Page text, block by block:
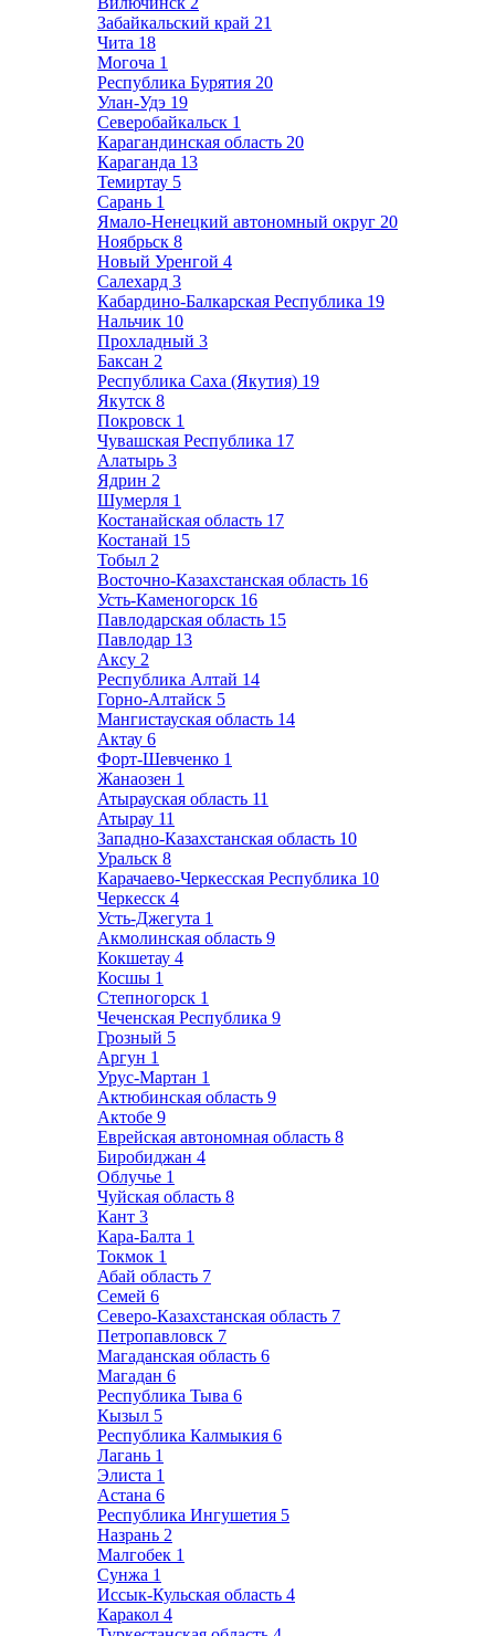
Забайкальский край 21
Чита 18
Могоча 1
Республика Бурятия 20
Улан-Удэ 19
Северобайкальск 1
Карагандинская область 20
Караганда 13
Темиртау 5
Сарань 1
Ямало-Ненецкий автономный округ 20
Ноябрьск 8
Новый Уренгой 4
Салехард 3
Кабардино-Балкарская Республика 19
Нальчик 10
Прохладный 3
Баксан 2
Республика Саха (Якутия) 19
Якутск 8
Покровск 1
Чувашская Республика 17
Алатырь 3
Ядрин 2
Шумерля 1
Костанайская область 17
Костанай 15
Тобыл 2
Восточно-Казахстанская область 16
Усть-Каменогорск 16
Павлодарская область 15
Павлодар 13
Аксу 2
Республика Алтай 14
Горно-Алтайск 5
Мангистауская область 14
Актау 6
Форт-Шевченко 1
Жанаозен 1
Атырауская область 11
Атырау 11
Западно-Казахстанская область 10
Уральск 8
Карачаево-Черкесская Республика 10
Черкесск 4
Усть-Джегута 1
Акмолинская область 9
Кокшетау 4
Косшы 1
Степногорск 1
Чеченская Республика 9
Грозный 5
Аргун 1
Урус-Мартан 1
Актюбинская область 9
Актобе 9
Еврейская автономная область 8
Биробиджан 4
Облучье 1
Чуйская область 8
Кант 3
Кара-Балта 1
Токмок 1
Абай область 7
Семей 6
Северо-Казахстанская область 7
Петропавловск 7
Магаданская область 6
Магадан 6
Республика Тыва 6
Кызыл 5
Республика Калмыкия 6
Лагань 1
Элиста 1
Астана 6
Республика Ингушетия 5
Назрань 2
Малгобек 1
Сунжа 1
Иссык-Кульская область 4
Каракол 4